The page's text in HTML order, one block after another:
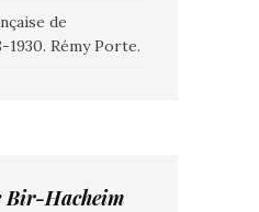
de
1930. Rémy Porte.
Bir-Hacheim